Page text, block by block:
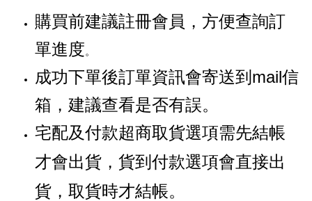
購買前建議註冊會員，方便查詢訂
單進度。
成功下單後訂單資訊會寄送到mail信
箱，建議查看是否有誤。
宅配及付款超商取貨選項需先結帳
才會出貨，貨到付款選項會直接出
貨，取貨時才結帳。